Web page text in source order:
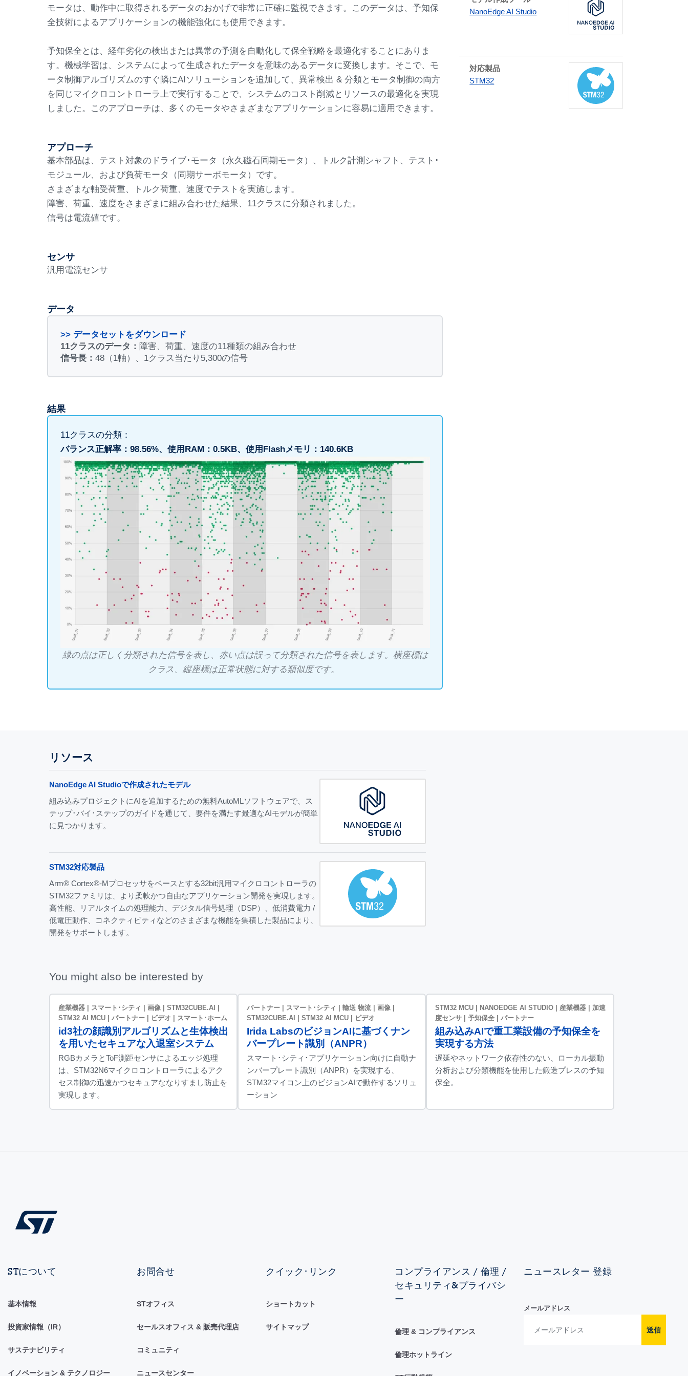
モータは、動作中に取得されるデータのおかげで非常に正確に監視できます。このデータは、予知保
全技術によるアプリケーションの機能強化にも使用できます。
予知保全とは、経年劣化の検出または異常の予測を自動化して保全戦略を最適化することにありま
す。機械学習は、システムによって生成されたデータを意味のあるデータに変換します。そこで、モ
ータ制御アルゴリズムのすぐ隣にAIソリューションを追加して、異常検出 & 分類とモータ制御の両方
を同じマイクロコントローラ上で実行することで、システムのコスト削減とリソースの最適化を実現
しました。このアプローチは、多くのモータやさまざまなアプリケーションに容易に適用できます。
アプローチ
基本部品は、テスト対象のドライブ･モータ（永久磁石同期モータ）、トルク計測シャフト、テスト･
モジュール、および負荷モータ（同期サーボモータ）です。
さまざまな軸受荷重、トルク荷重、速度でテストを実施します。
障害、荷重、速度をさまざまに組み合わせた結果、11クラスに分類されました。
信号は電流値です。
センサ
汎用電流センサ
データ
>> データセットをダウンロード
11クラスのデータ： 障害、荷重、速度の11種類の組み合わせ
信号長： 48（1軸）、1クラス当たり5,300の信号
結果
11クラスの分類：
バランス正解率：98.56%、使用RAM：0.5KB、使用Flashメモリ：140.6KB
緑の点は正しく分類された信号を表し、赤い点は誤って分類された信号を表します。横座標は
クラス、縦座標は正常状態に対する類似度です。
NanoEdge AI Studio
対応製品
STM32
リソース
NanoEdge AI Studioで作成されたモデル
組み込みプロジェクトにAIを追加するための無料AutoMLソフトウェアで、ス
テップ･バイ･ステップのガイドを通じて、要件を満たす最適なAIモデルが簡単
に見つかります。
STM32対応製品
Arm® Cortex®‑Mプロセッサをベースとする32bit汎用マイクロコントローラの
STM32ファミリは、より柔軟かつ自由なアプリケーション開発を実現します。
高性能、リアルタイムの処理能力、デジタル信号処理（DSP）、低消費電力 /
低電圧動作、コネクティビティなどのさまざまな機能を集積した製品により、
開発をサポートします。
You might also be interested by
産業機器 | スマート･シティ | 画像 | STM32CUBE.AI |
STM32 AI MCU | パートナー | ビデオ | スマート･ホーム
id3社の顔識別アルゴリズムと生体検出
を用いたセキュアな入退室システム
RGBカメラとToF測距センサによるエッジ処理
は、STM32N6マイクロコントローラによるアク
セス制御の迅速かつセキュアななりすまし防止を
実現します。
パートナー | スマート･シティ | 輸送 物流 | 画像 |
STM32CUBE.AI | STM32 AI MCU | ビデオ
Irida LabsのビジョンAIに基づくナン
バープレート識別（ANPR）
スマート･シティ･アプリケーション向けに自動ナ
ンバープレート識別（ANPR）を実現する、
STM32マイコン上のビジョンAIで動作するソリュ
ーション
STM32 MCU | NANOEDGE AI STUDIO | 産業機器 | 加速
度センサ | 予知保全 | パートナー
組み込みAIで重工業設備の予知保全を
実現する方法
遅延やネットワーク依存性のない、ローカル振動
分析および分類機能を使用した鍛造プレスの予知
保全。
STについて
基本情報
投資家情報（IR）
サステナビリティ
イノベーション & テクノロジー
お問合せ
STオフィス
セールスオフィス & 販売代理店
コミュニティ
ニュースセンター
クイック･リンク
ショートカット
サイトマップ
コンプライアンス / 倫理 /
セキュリティ&プライバシ
ー
倫理 & コンプライアンス
倫理ホットライン
ニュースレター 登録
メールアドレス
送信